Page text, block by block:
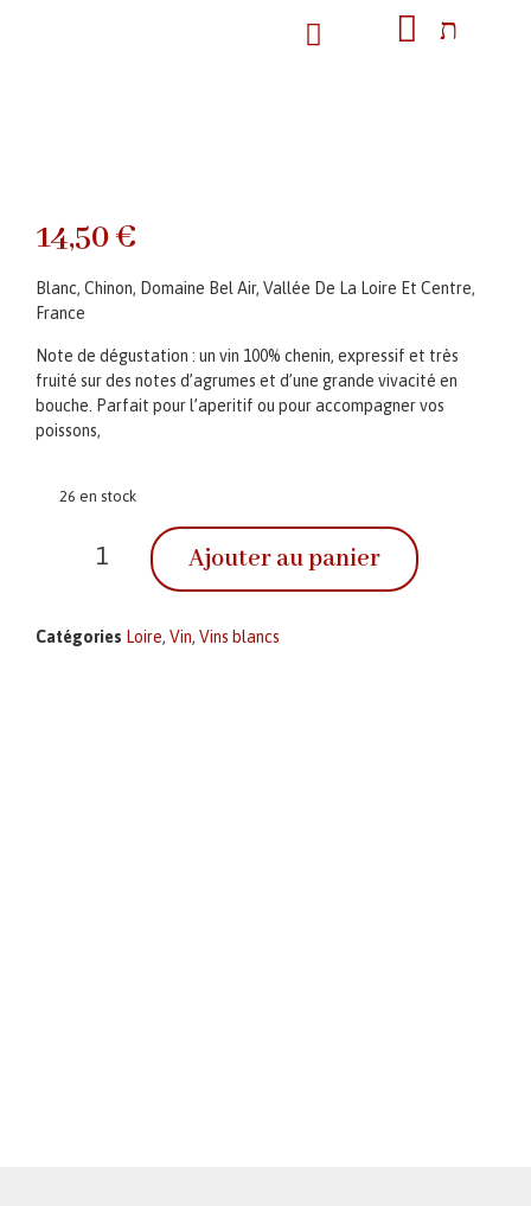
14,50€
Blanc, Chinon, Domaine Bel Air, Vallée De La Loire Et Centre,
France
Note de dégustation : un vin 100% chenin, expressif et très
fruité sur des notes d’agrumes et d’une grande vivacité en
bouche. Parfait pour l’aperitif ou pour accompagner vos
poissons,
26 en stock
Ajouter au panier
Catégories Loire, Vin, Vins blancs